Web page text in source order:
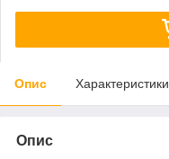
Опис Характеристики
Опис